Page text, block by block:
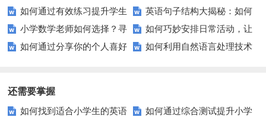
如何通过有效练习提升学生
的连词成句能力？
英语句子结构大揭秘：如何
构建正确的句子？
小学数学老师如何选择？寻
找最佳教学伙伴
如何巧妙安排日常活动，让
生活更高效？
如何通过分享你的个人喜好
如何利用自然语言处理技术
还需要掌握
如何找到适合小学生的英语
如何通过综合测试提升小学